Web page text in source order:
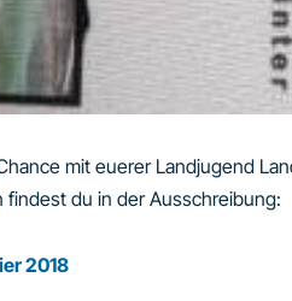
mit euerer Landjugend
du in der Ausschreibung:
2018